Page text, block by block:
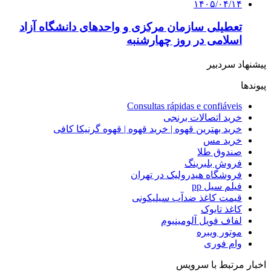
۱۴۰۵/۰۴/۱۴
تعطیلی سازمان مرکزی و واحدهای دانشگاه آزاد
اسلامی در روز چهارشنبه
پیشنهاد سردبیر
پیوندها
Consultas rápidas e confiáveis
خرید اتصالات برنجی
خرید بهترین قهوه | خرید قهوه | قهوه گرنیکا کافی
خرید مس
صندوق طلا
فروش بلبرینگ
فروشگاه هیدرولیک در تهران
فیلم سیل pp
قیمت کاغذ ضدآب سیلیکونی
کاغذ تایوک
لفاف فویل آلومینیوم
موتور ویبره
وام فوری
اخبار مرتبط با سرویس